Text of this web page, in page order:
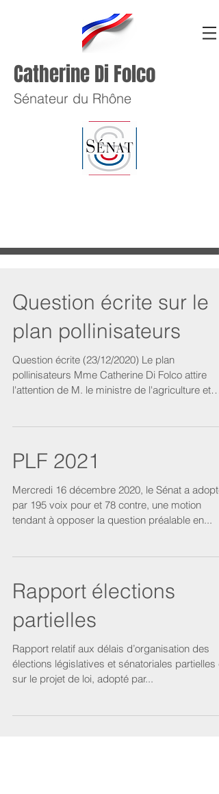
Catherine Di Folco
Sénateur du Rhône
Question écrite sur le
plan pollinisateurs
Question écrite (23/12/2020) Le plan
pollinisateurs Mme Catherine Di Folco attire
l'attention de M. le ministre de l'agriculture et
PLF 2021
Mercredi 16 décembre 2020, le Sénat a
par 195 voix pour et 78 contre, une motion
tendant à opposer la question préalable en...
Rapport élections
partielles
Rapport relatif aux délais d’organisation des
élections législatives et sénatoriales partielles
sur le projet de loi, adopté par...